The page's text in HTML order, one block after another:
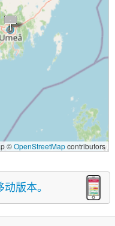
©OpenStreetMapcontributors
版本。